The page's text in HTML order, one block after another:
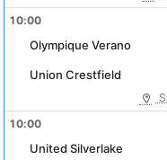
10:00
Olympique Verano
Union Crestfield
10:00
United Silverlake